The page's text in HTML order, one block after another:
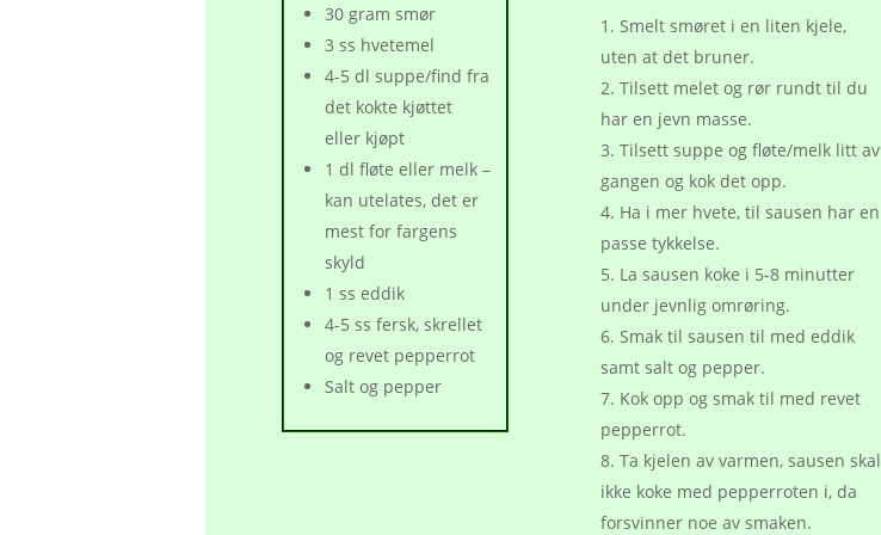
30 gram smør
3 ss hvetemel
4-5 dl suppe/find fra
det kokte kjøttet
eller kjøpt
1 dl fløte eller melk –
kan utelates, det er
mest for fargens
skyld
1 ss eddik
4-5 ss fersk, skrellet
og revet pepperrot
Salt og pepper
Smelt smøret i en liten kjele,
uten at det bruner.
Tilsett melet og rør rundt til du
har en jevn masse.
Tilsett suppe og fløte/melk litt av
gangen og kok det opp.
Ha i mer hvete, til sausen har en
passe tykkelse.
La sausen koke i 5-8 minutter
under jevnlig omrøring.
Smak til sausen til med eddik
samt salt og pepper.
Kok opp og smak til med revet
pepperrot.
Ta kjelen av varmen, sausen skal
ikke koke med pepperroten i, da
forsvinner noe av smaken.